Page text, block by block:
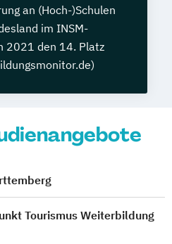
an (Hoch-)Schulen
im INSM-
2021 den 14. Platz
Tourismus Weiterbildung